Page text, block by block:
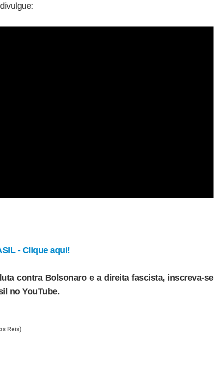
- Clique aqui!
contra Bolsonaro e a direita fascista, inscreva-se
no YouTube.